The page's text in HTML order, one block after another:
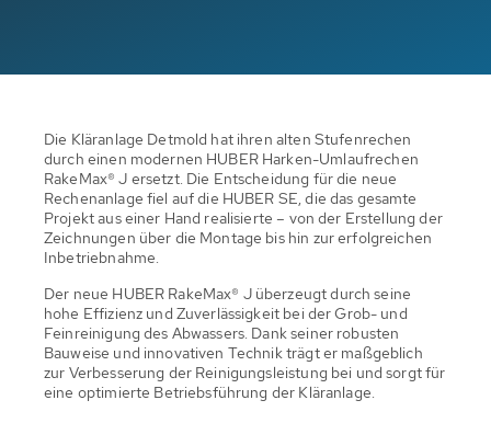
Die Kläranlage Detmold hat ihren alten Stufenrechen
durch einen modernen HUBER Harken-Umlaufrechen
RakeMax® J ersetzt. Die Entscheidung für die neue
Rechenanlage fiel auf die HUBER SE, die das gesamte
Projekt aus einer Hand realisierte – von der Erstellung der
Zeichnungen über die Montage bis hin zur erfolgreichen
Inbetriebnahme.
Der neue HUBER RakeMax® J überzeugt durch seine
hohe Effizienz und Zuverlässigkeit bei der Grob- und
Feinreinigung des Abwassers. Dank seiner robusten
Bauweise und innovativen Technik trägt er maßgeblich
zur Verbesserung der Reinigungsleistung bei und sorgt für
eine optimierte Betriebsführung der Kläranlage.